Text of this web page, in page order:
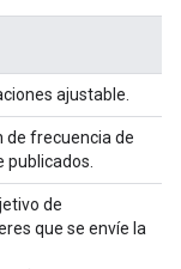
ajustable.
de frecuencia de
de
que se envíe la